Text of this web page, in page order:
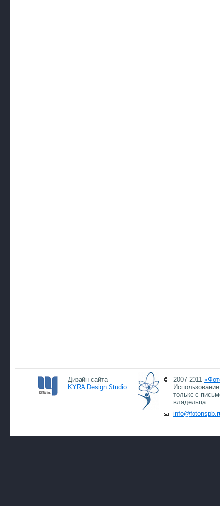
Дизайн сайта
KYRA Design Studio
2007-2011
только с
владельца